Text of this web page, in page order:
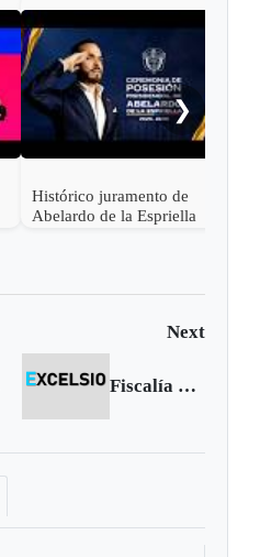
Histórico juramento de
Abelardo de la Espriella
❯
Next
Fiscalía busca que se declare crimen de lesa humanidad caso de Jineth Bedoya